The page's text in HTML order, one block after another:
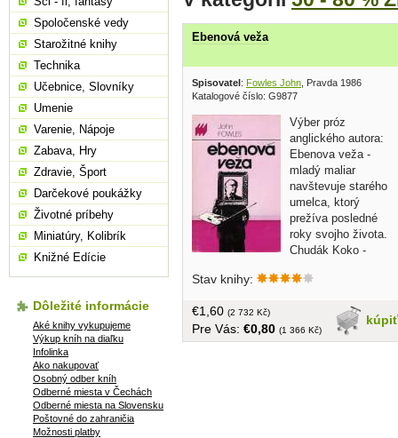
Ebenová veža
Spisovatel: Fowles John , Pravda 1986
Katalogové číslo: G9877
Výber próz
anglického autora:
Ebenova veža -
mladý maliar
navštevuje starého
umelca, ktorý
prežíva posledné
roky svojho života.
Chudák Koko -
prežil bezcitný útok vandala, dospieva k
voči nemu osobne. Enigma - rieši
zmiznutie úspešného poslanca, Mrak a
Eliduc - stredoveký príbeh o láske a
Stav knihy:
kúpiť
€1,60 (2 732 Kč)
Pre Vás: €0,80 (1 366 Kč)
Spoločenské vedy
Starožitné knihy
Technika
Učebnice, Slovníky
Umenie
Varenie, Nápoje
Zabava, Hry
Zdravie, Šport
Darčekové poukážky
Životné príbehy
Miniatúry, Kolibrík
Knižné Edície
Dôležité informácie
Aké knihy vykupujeme
Výkup kníh na diaľku
Infolinka
Ako nakupovať
Osobný odber kníh
Odberné miesta v Čechách
Odberné miesta na Slovensku
Poštovné do zahraničia
Možnosti platby